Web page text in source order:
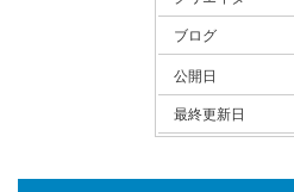
ブログ
公開日
最終更新日